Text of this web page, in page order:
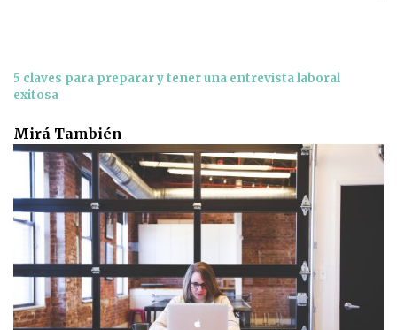
5 claves para preparar y tener una entrevista laboral
exitosa
Mirá También